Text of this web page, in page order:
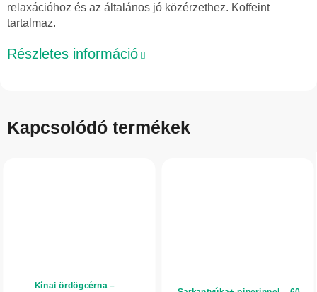
relaxációhoz és az általános jó közérzethez. Koffeint
tartalmaz.
Részletes információ
Kapcsolódó termékek
Kínai ördögcérna –